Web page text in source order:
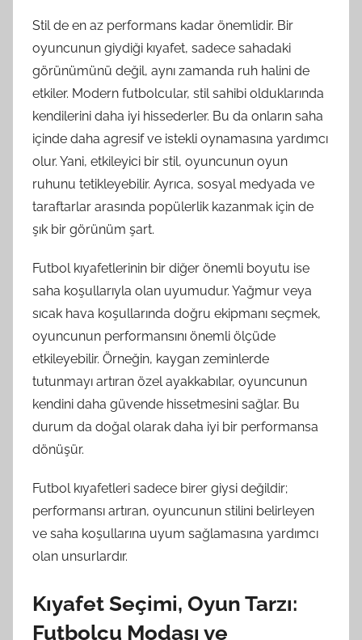
Stil de en az performans kadar önemlidir. Bir
oyuncunun giydiği kıyafet, sadece sahadaki
görünümünü değil, aynı zamanda ruh halini de
etkiler. Modern futbolcular, stil sahibi olduklarında
kendilerini daha iyi hissederler. Bu da onların saha
içinde daha agresif ve istekli oynamasına yardımcı
olur. Yani, etkileyici bir stil, oyuncunun oyun
ruhunu tetikleyebilir. Ayrıca, sosyal medyada ve
taraftarlar arasında popülerlik kazanmak için de
şık bir görünüm şart.
Futbol kıyafetlerinin bir diğer önemli boyutu ise
saha koşullarıyla olan uyumudur. Yağmur veya
sıcak hava koşullarında doğru ekipmanı seçmek,
oyuncunun performansını önemli ölçüde
etkileyebilir. Örneğin, kaygan zeminlerde
tutunmayı artıran özel ayakkabılar, oyuncunun
kendini daha güvende hissetmesini sağlar. Bu
durum da doğal olarak daha iyi bir performansa
dönüşür.
Futbol kıyafetleri sadece birer giysi değildir;
performansı artıran, oyuncunun stilini belirleyen
ve saha koşullarına uyum sağlamasına yardımcı
olan unsurlardır.
Kıyafet Seçimi, Oyun Tarzı:
Futbolcu Modası ve